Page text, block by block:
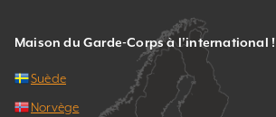
Maison du Garde-Corps à l’international !
Suède
Norvège